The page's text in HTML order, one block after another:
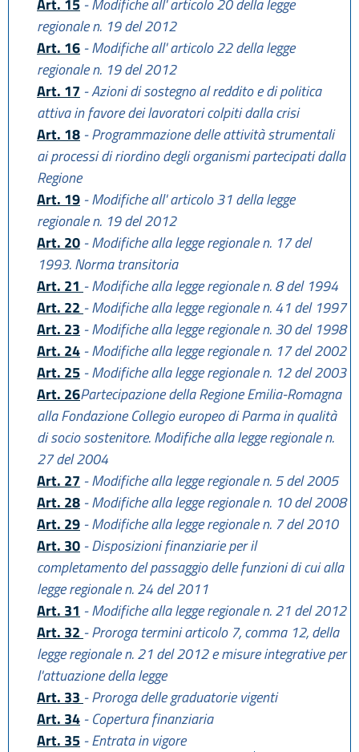
Art. 15 - Modifiche all' articolo 20 della legge
regionale n. 19 del 2012
Art. 16 - Modifiche all' articolo 22 della legge
regionale n. 19 del 2012
Art. 17 - Azioni di sostegno al reddito e di politica
attiva in favore dei lavoratori colpiti dalla crisi
Art. 18 - Programmazione delle attività strumentali
ai processi di riordino degli organismi partecipati dalla
Regione
Art. 19 - Modifiche all' articolo 31 della legge
regionale n. 19 del 2012
Art. 20 - Modifiche alla legge regionale n. 17 del
1993. Norma transitoria
Art. 21 - Modifiche alla legge regionale n. 8 del 1994
Art. 22 - Modifiche alla legge regionale n. 41 del 1997
Art. 23 - Modifiche alla legge regionale n. 30 del 1998
Art. 24 - Modifiche alla legge regionale n. 17 del 2002
Art. 25 - Modifiche alla legge regionale n. 12 del 2003
Art. 26Partecipazione della Regione Emilia-Romagna
alla Fondazione Collegio europeo di Parma in qualità
di socio sostenitore. Modifiche alla legge regionale n.
27 del 2004
Art. 27 - Modifiche alla legge regionale n. 5 del 2005
Art. 28 - Modifiche alla legge regionale n. 10 del 2008
Art. 29 - Modifiche alla legge regionale n. 7 del 2010
Art. 30 - Disposizioni finanziarie per il
completamento del passaggio delle funzioni di cui alla
legge regionale n. 24 del 2011
Art. 31 - Modifiche alla legge regionale n. 21 del 2012
Art. 32 - Proroga termini articolo 7, comma 12, della
legge regionale n. 21 del 2012 e misure integrative per
l'attuazione della legge
Art. 33 - Proroga delle graduatorie vigenti
Art. 34 - Copertura finanziaria
Art. 35 - Entrata in vigore